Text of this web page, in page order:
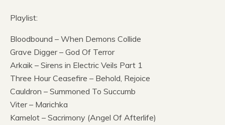
Playlist:
Bloodbound – When Demons Collide
Grave Digger – God Of Terror
Arkaik – Sirens in Electric Veils Part 1
Three Hour Ceasefire – Behold, Rejoice
Cauldron – Summoned To Succumb
Viter – Marichka
Kamelot – Sacrimony (Angel Of Afterlife)